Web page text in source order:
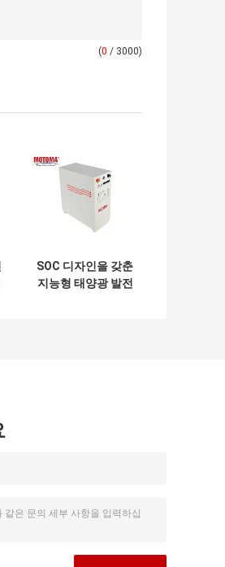
(0 / 3000)
SOC 디자인을 갖춘
지능형 태양광 발전